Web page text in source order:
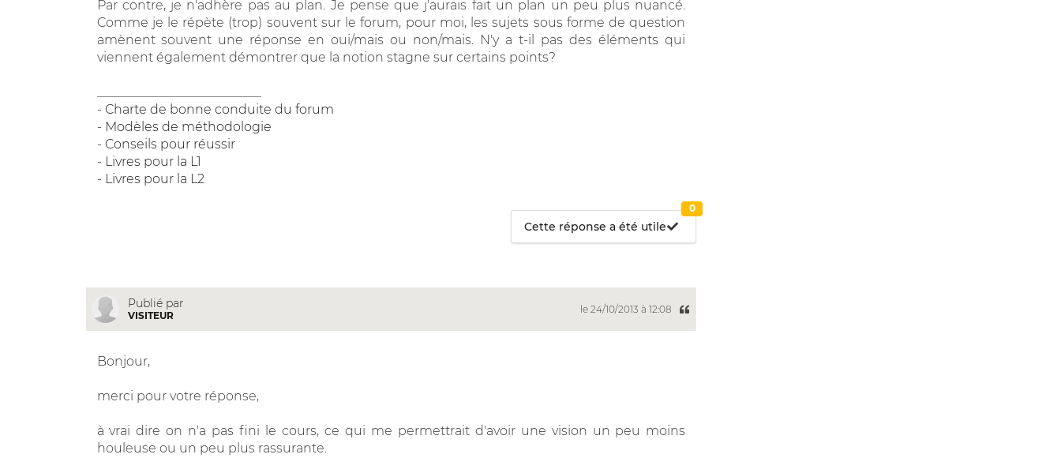
Par contre, je n'adhère pas au plan. Je pense que j'aurais fait un plan un peu plus nuancé.
Comme je le répète (trop) souvent sur le forum, pour moi, les sujets sous forme de question
amènent souvent une réponse en oui/mais ou non/mais. N'y a t-il pas des éléments qui
viennent également démontrer que la notion stagne sur certains points?
- Charte de bonne conduite du forum
- Modèles de méthodologie
- Conseils pour réussir
- Livres pour la L1
- Livres pour la L2
Cette réponse a été utile
0
Publié par
VISITEUR
le 24/10/2013 à 12:08
Bonjour,
merci pour votre réponse,
à vrai dire on n'a pas fini le cours, ce qui me permettrait d'avoir une vision un peu moins
houleuse ou un peu plus rassurante.